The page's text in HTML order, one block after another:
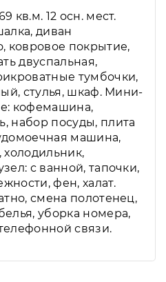
кв.м. 12 осн. мест.
диван
ковровое покрытие,
двуспальная,
тумбочки,
стулья, шкаф. Мини-
кофемашина,
набор посуды, плита
машина,
холодильник,
с ванной, тапочки,
фен, халат.
смена полотенец,
уборка номера,
связи.